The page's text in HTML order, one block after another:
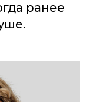
ранее